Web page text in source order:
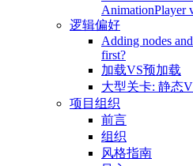
AnimationPlayer
逻辑偏好
Adding nodes
first?
加载VS预加载
大型关卡: 静态
项目组织
前言
组织
风格指南